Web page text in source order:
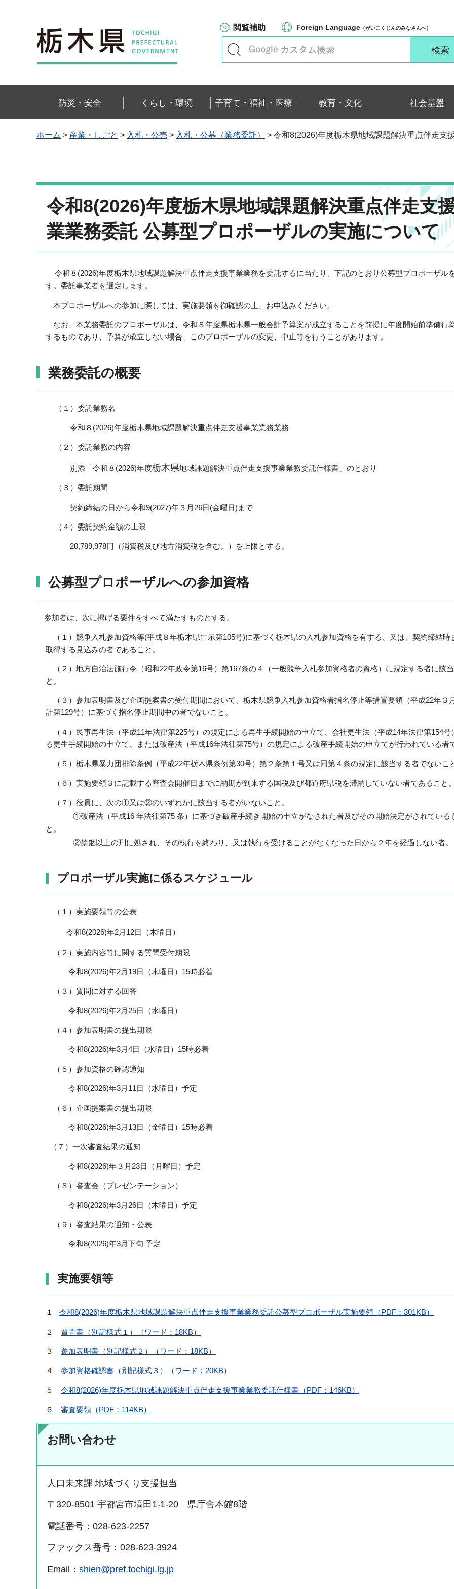
栃木県
閲覧補助 Foreign Language （がいこくじんのみなさんへ）
防災・安全 くらし・環境 子育て・福祉・医療 教育・文化 社会基盤
ホーム > 産業・しごと > 入札・公売 > 入札・公募（業務委託） > 令和8(2026)年度栃木県地域課題解決重点伴走支
令和8(2026)年度栃木県地域課題解決重点伴走支
業業務委託 公募型プロポーザルの実施について
令和８(2026)年度栃木県地域課題解決重点伴走支援事業業務を委託するに当たり、下記のとおり公募型プロポーザル
す。委託事業者を選定します。
本プロポーザルへの参加に際しては、実施要領を御確認の上、お申込みください。
なお、本業務委託のプロポーザルは、令和８年度県栃木県一般会計予算案が成立することを前提に年度開始前準備行
するものであり、予算が成立しない場合、このプロポーザルの変更、中止等を行うことがあります。
業務委託の概要
（１）委託業務名
令和８(2026)年度栃木県地域課題解決重点伴走支援事業業務業務
（２）委託業務の内容
別添「令和８(2026)年度栃木県地域課題解決重点伴走支援事業業務委託仕様書」のとおり
（３）委託期間
契約締結の日から令和9(2027)年３月26日(金曜日)まで
（４）委託契約金額の上限
20,789,978円（消費税及び地方消費税を含む。）を上限とする。
公募型プロポーザルへの参加資格
参加者は、次に掲げる要件をすべて満たすものとする。
（１） 競争入札参加資格等(平成８年栃木県告示第105号)に基づく栃木県の入札参加資格を有する、又は、契約締結時
取得する見込みの者であること。
（２） 地方自治法施行令（昭和22年政令第16号）第167条の４（一般競争入札参加資格者の資格）に規定する者に該
と。
（３）参加表明書及び企画提案書の受付期間において、栃木県競争入札参加資格者指名停止等措置要領（平成22年３
計第129号）に基づく指名停止期間中の者でないこと。
（４）民事再生法（平成11年法律第225号）の規定による再生手続開始の申立て、会社更生法（平成14年法律第154号
る更生手続開始の申立て、または破産法（平成16年法律第75号）の規定による破産手続開始の申立てが行われている者
（５）栃木県暴力団排除条例（平成22年栃木県条例第30号）第２条第１号又は同第４条の規定に該当する者でないこ
（６） 実施要領３に記載する審査会開催日までに納期が到来する国税及び都道府県税を滞納していない者であること。
（７） 役員に、次の①又は②のいずれかに該当する者がいないこと。
①破産法（平成16 年法律第75 条）に基づき破産手続き開始の申立がなされた者及びその開始決定がされている
と。
②禁錮以上の刑に処され、その執行を終わり、又は執行を受けることがなくなった日から２年を経過しない者。
プロポーザル実施に係るスケジュール
（１）実施要領等の公表
令和8(2026)年2月12日（木曜日）
（２）実施内容等に関する質問受付期限
令和8(2026)年2月19日（木曜日）15時必着
（３）質問に対する回答
令和8(2026)年2月25日（水曜日）
（４）参加表明書の提出期限
令和8(2026)年3月4日（水曜日）15時必着
（５）参加資格の確認通知
令和8(2026)年3月11日（水曜日）予定
（６）企画提案書の提出期限
令和8(2026)年3月13日（金曜日）15時必着
（７）一次審査結果の通知
令和8(2026)年３月23日（月曜日）予定
（８）審査会（プレゼンテーション）
令和8(2026)年3月26日（木曜日）予定
（９）審査結果の通知・公表
令和8(2026)年3月下旬 予定
実施要領等
１ 令和8(2026)年度栃木県地域課題解決重点伴走支援事業業務委託公募型プロポーザル実施要領（PDF：301KB）
２ 質問書（別記様式１）（ワード：18KB）
３ 参加表明書（別記様式２）（ワード：18KB）
４ 参加資格確認書（別記様式３）（ワード：20KB）
５ 令和8(2026)年度栃木県地域課題解決重点伴走支援事業業務委託仕様書（PDF：146KB）
６ 審査要領（PDF：114KB）
お問い合わせ
人口未来課 地域づくり支援担当
〒320-8501 宇都宮市塙田1-1-20 県庁舎本館8階
電話番号：028-623-2257
ファックス番号：028-623-3924
Email： shien@pref.tochigi.lg.jp